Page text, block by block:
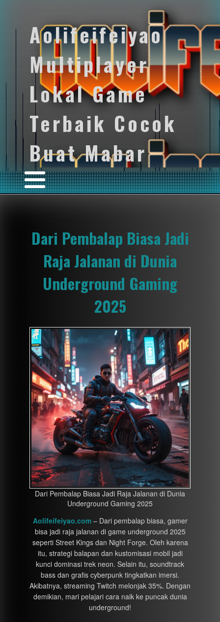
Aolifeifeiyao
Multiplayer
Lokal Game
Terbaik Cocok
Buat Mabar
Dari Pembalap Biasa Jadi
Raja Jalanan di Dunia
Underground Gaming
2025
Dari Pembalap Biasa Jadi Raja Jalanan di Dunia
Underground Gaming 2025
Aolifeifeiyao.com– Dari pembalap biasa, gamer
bisa jadi raja jalanan di game underground 2025
seperti Street Kings dan Night Forge. Oleh karena
itu, strategi balapan dan kustomisasi mobil jadi
kunci dominasi trek neon. Selain itu, soundtrack
bass dan grafis cyberpunk tingkatkan imersi.
Akibatnya, streaming Twitch melonjak 35%. Dengan
demikian, mari pelajari cara naik ke puncak dunia
underground!